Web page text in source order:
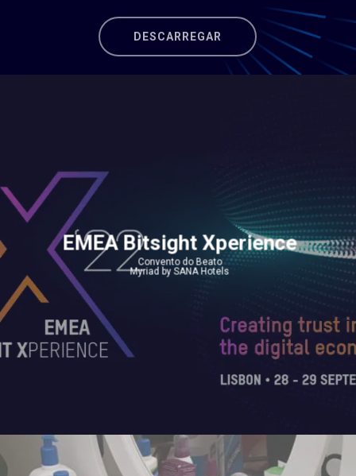
DESCARREGAR
EMEA Bitsight Xperience
Convento do Beato
Myriad by SANA Hotels